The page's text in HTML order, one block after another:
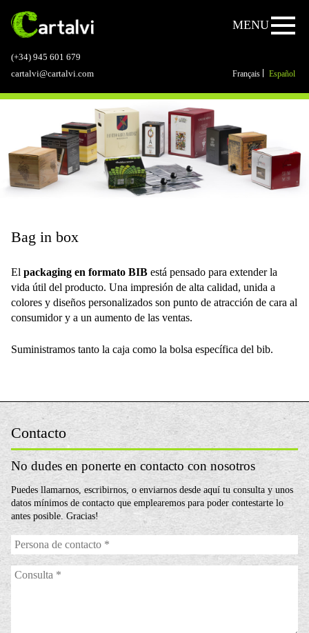
(+34) 945 601 679
cartalvi@cartalvi.com
MENU
Français Español
Bag in box
El packaging en formato BIB está pensado para extender la
vida útil del producto. Una impresión de alta calidad, unida a
colores y diseños personalizados son punto de atracción de cara al
consumidor y a un aumento de las ventas.
Suministramos tanto la caja como la bolsa específica del bib.
Contacto
No dudes en ponerte en contacto con nosotros
Puedes llamarnos, escribirnos, o enviarnos desde aquí tu consulta y unos
datos mínimos de contacto que emplearemos para poder contestarte lo
antes posible. Gracias!
Persona
contacto
Consulta